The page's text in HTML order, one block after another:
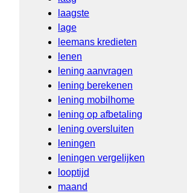
laagste
lage
leemans kredieten
lenen
lening aanvragen
lening berekenen
lening mobilhome
lening op afbetaling
lening oversluiten
leningen
leningen vergelijken
looptijd
maand